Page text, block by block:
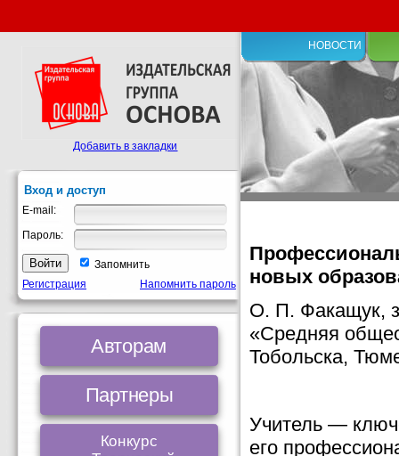
НОВОСТИ
новых
О. П. Факащук,
«Средняя
Тобольска,
Учитель —
его
Добавить в закладки
Вход и доступ
E-mail:
Пароль:
Запомнить
Регистрация
Напомнить пароль
Авторам
Партнеры
Конкурс